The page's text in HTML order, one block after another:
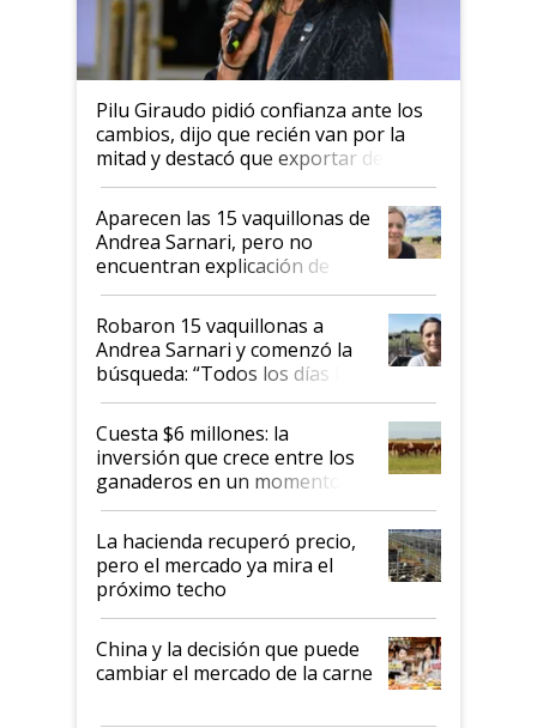
Pilu Giraudo pidió confianza ante los
cambios, dijo que recién van por la
mitad y destacó que exportar dejó de
ser "para unos pocos": "Tenemos un
mandato muy claro del gobierno
nacional"
Aparecen las 15 vaquillonas de
Andrea Sarnari, pero no
encuentran explicación de
cómo llegaron allí
Robaron 15 vaquillonas a
Andrea Sarnari y comenzó la
búsqueda: “Todos los días le
toca a algún productor”
Cuesta $6 millones: la
inversión que crece entre los
ganaderos en un momento
histórico para la actividad
La hacienda recuperó precio,
pero el mercado ya mira el
próximo techo
China y la decisión que puede
cambiar el mercado de la carne